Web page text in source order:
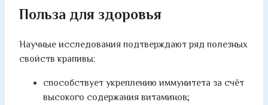
Польза для здоровья
Научные исследования подтверждают ряд полезных
свойств крапивы:
способствует укреплению иммунитета за счёт
высокого содержания витаминов;